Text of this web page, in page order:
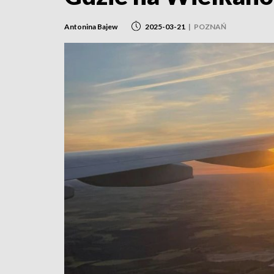
Antonina Bajew 2025-03-21 | POZNAŃ